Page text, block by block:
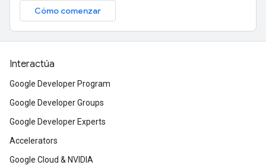
Cómo comenzar
Interactúa
Google Developer Program
Google Developer Groups
Google Developer Experts
Accelerators
Google Cloud & NVIDIA